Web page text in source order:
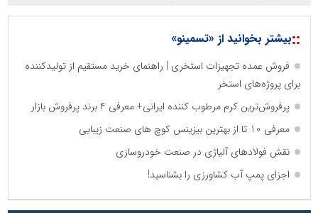
::بیشتر بخوانید از «تسمینو»
فروش عمده تجهیزات استخری | راهنمای خرید مستقیم از تولیدکننده
برای پروژه‌های استخر
پرفروش‌ترین کرم مرطوب کننده ایرانی+ معرفی 4 برند پرفروش بازار
معرفی 10 تا از بهترین بیزینس کوچ های صنعت زیبایی
نقش فولادهای آلیاژی در صنعت خودروسازی
اجزای پمپ آب کشاورزی را بشناسید!